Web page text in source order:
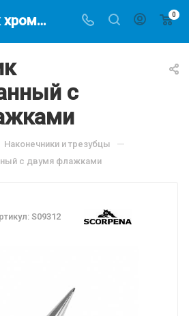
Наконечник хромированный с двумя флажками, по цене 841.5 руб, купить в интернет-магазине подводной охоты Водолаз.РФ в Москве. - 0
с
Наконечники и трезубцы —
с двумя флажками
S09312